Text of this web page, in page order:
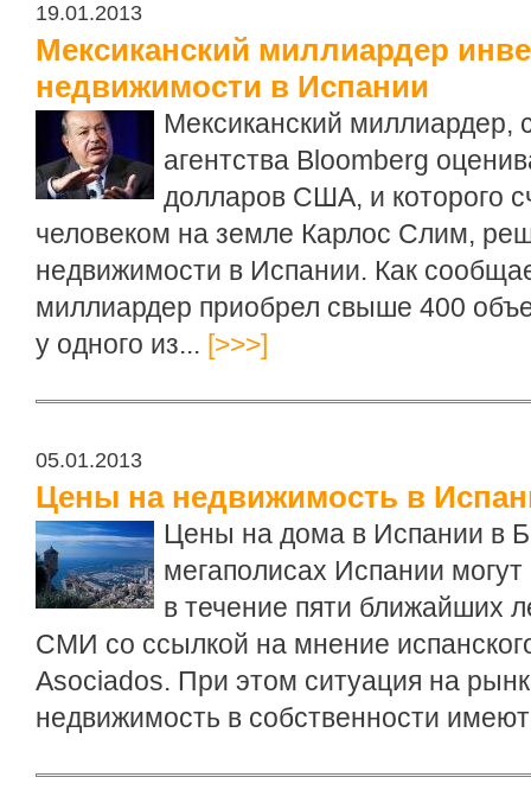
19.01.2013
Мексиканский миллиардер
недвижимости в Испании
Мексиканский миллиардер,
агентства Bloomberg
долларов США, и которого
человеком на земле Карлос Слим,
недвижимости в Испании. Как
миллиардер приобрел свыше 400
у одного из... [>>>]
05.01.2013
Цены на недвижимость в
Цены на дома в Испании в
мегаполисах Испании
в течение пяти ближайших
СМИ со ссылкой на мнение
Asociados. При этом ситуация на
недвижимость в собственности